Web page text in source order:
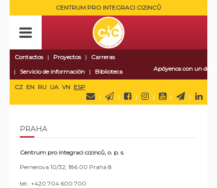
CENTRUM PRO INTEGRACI CIZINCŮ
Contactos Proyectos
Carreras
Servicio de información
Biblioteca Apóyenos con un
CZ EN RU UA VN ESP
PRAHA
Centrum pro integraci cizinců, o. p. s.
Pernerova 10/32, 186 00 Praha 8
tel.: +420 704 600 700